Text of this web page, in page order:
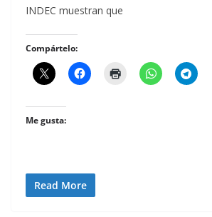
INDEC muestran que
Compártelo:
Me gusta:
Read More